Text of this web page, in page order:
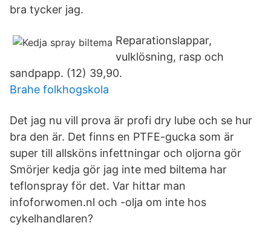
bra tycker jag.
Reparationslappar,
vulklösning, rasp och
sandpapp. (12) 39,90.
Brahe folkhogskola
Det jag nu vill prova är profi dry lube och se hur
bra den är. Det finns en PTFE-gucka som är
super till allsköns infettningar och oljorna gör
Smörjer kedja gör jag inte med biltema har
teflonspray för det. Var hittar man
infoforwomen.nl och -olja om inte hos
cykelhandlaren?